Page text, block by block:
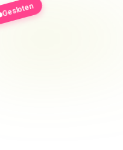
Gesloten